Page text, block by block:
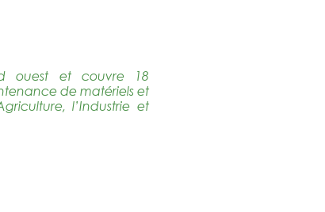
ouest et couvre 18
de matériels et
l’Industrie et